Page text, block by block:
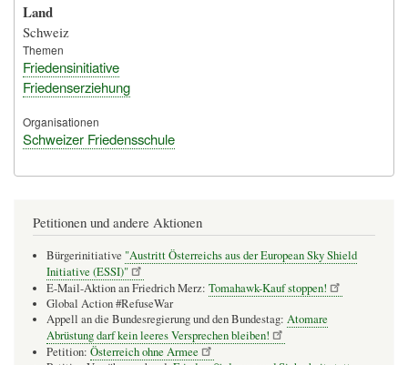
Land
Schweiz
Themen
Friedensinitiative
Friedenserziehung
Organisationen
Schweizer Friedensschule
Petitionen und andere Aktionen
Bürgerinitiative "Austritt Österreichs aus der European Sky Shield
Initiative (ESSI)"
E-Mail-Aktion an Friedrich Merz: Tomahawk-Kauf stoppen!
Global Action #RefuseWar
Appell an die Bundesregierung und den Bundestag: Atomare
Abrüstung darf kein leeres Versprechen bleiben!
Petition: Österreich ohne Armee